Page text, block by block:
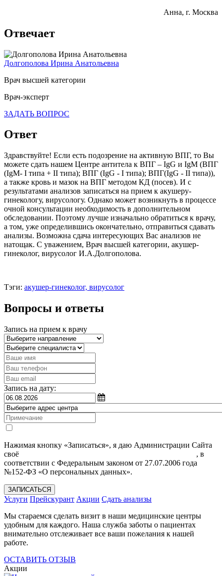
Анна, г. Москва
Отвечает
Долгополова Ирина Анатольевна
Врач высшей категории
Врач-эксперт
ЗАДАТЬ ВОПРОС
Ответ
Здравствуйте! Если есть подозрение на активную ВПГ, то Вы
можете сдать нашем Центре антитела к ВПГ – IgG и IgM (ВПГ
(IgM- I типа + II типа); ВПГ (IgG - I типа); ВПГ(IgG - II типа)),
а также кровь и мазок на ВПГ методом КД (посев). И с
результатами анализов записаться на прием к акушеру-
гинекологу, вирусологу. Однако может возникнуть в процессе
очной консультации необходимость в дополнительном
обследовании. Поэтому лучше изначально обратиться к врачу,
а том, уже определившись окончательно, отправиться сдавать
анализы. Возможна сдача интересующих Вас анализов не
натощак. С уважением, Врач высшей категории, акушер-
гинеколог, вирусолог И.А.Долгополова.
Тэги: акушер-гинеколог, вирусолог
Вопросы и ответы
Запись на прием к врачу
Запись на дату:
Нажимая кнопку «Записаться», я даю Администрации Сайта
своё
, в
соответствии с Федеральным законом от 27.07.2006 года
№152-ФЗ «О персональных данных».
ЗАПИСАТЬСЯ
Услуги Прейскурант Акции Сдать анализы
Мы стараемся сделать визит в наши медицинские центры
удобным для каждого. Наша служба заботы о пациентах
внимательно отслеживает все ваши пожелания к нашей
работе.
ОСТАВИТЬ ОТЗЫВ
Акции